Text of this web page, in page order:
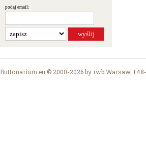
podaj email:
Buttonarium.eu © 2000-2026 by rwb Warsaw